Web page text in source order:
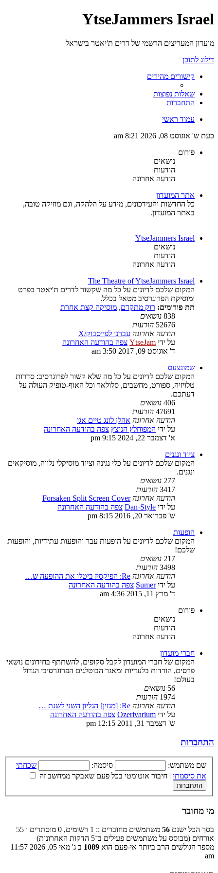
YtseJammers Israel
מועדון המעריצים הרשמי של דרים ת'יאטר בישראל
דילוג לתוכן
קישורים מהירים
שאלות נפוצות
התחברות
עמוד ראשי
כעת ש' אוגוסט 08, 2026 8:21 am
פורום
נושאים
הודעות
הודעה אחרונה
אתר המועדון
כל החדשות והעידכונים, מידע על הלהקה, וגם מוזיקה טובה,
באתר המועדון.
YtseJammers Israel
נושאים
הודעות
הודעה אחרונה
The Theatre of YtseJammers Israel
המקום שלכם לדיונים על כל מה שקשור לדרים ת'יאטר בפרט
ומוסיקת הפרוגרסיב מטאל בכלל.
תת פורומים: רוק מתקדם, מוסיקה קצת אחרת
838 נושאים
52676 הודעות
הודעה אחרונה עברנו לפייסבוק/X
על ידי YtseJam צפה בהודעה האחרונה
ד' אוגוסט 09, 2017 3:50 am
שמונצעס
המקום שלכם לדיונים על כל מה שלא קשור לפרוגרסיב: סדרות
טלויזיה, ספורט, מחשבים, סלולאר וכל האוף-טופיק העולה על
דעתכם.
406 נושאים
47691 הודעות
הודעה אחרונה אהלן לונג טיים אגו
על ידי המפוחלץ הנוצץ צפה בהודעה האחרונה
א' דצמבר 22, 2024 9:15 pm
ציוד ונגנים
המקום שלכם לדיונים על כלי נגינה וציוד מוסיקלי נלווה, מוסיקאים
ונגנים.
277 נושאים
3417 הודעות
הודעה אחרונה Forsaken Split Screen Cover
על ידי Dan-Style צפה בהודעה האחרונה
ש' פברואר 20, 2016 8:15 pm
הופעות
המקום שלכם לדיונים על הופעות עבר והופעות עתידיות, והופעות
שלכם!
217 נושאים
3498 הודעות
הודעה אחרונה Re: הפיקסיז ביטלו את ההופעה ש…
על ידיSumer צפה בהודעה האחרונה
ד' מרץ 11, 2015 4:36 am
פורום
נושאים
הודעות
הודעה אחרונה
חברי מועדון
המקום של חברי המועדון לקבל סקופים, להשתתף בחידונים נושאי
פרסים, הורדות בלעדיות ומאגר הבוטלגים הפרוגרסיבי הגדול
בעולם!
56 נושאים
1974 הודעות
הודעה אחרונה Re: [מגזין] הגליון השני לשנת …
על ידי Ozerivarium צפה בהודעה האחרונה
ש' דצמבר 31, 2011 12:15 pm
התחברות
שם משתמש: סיסמה:
שכחתי
את סיסמתי | חיבור אוטומטי בכל פעם שאבקר ממחשב זה
מי מחובר
בסך הכל ישנם 56
משתמשים מחוברים :: 1 רשומים, 0 מוסתרים ו 55
אורחים (מבוסס על משתמשים פעילים ב־5 הדקות האחרונות)
מספר הגולשים הרב ביותר אי-פעם הוא 1089
ב ג' מאי 05, 2026 11:57
am